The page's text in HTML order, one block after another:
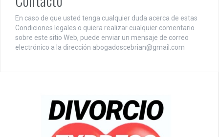
En caso de que usted tenga cualquier duda acerca de estas
Condiciones legales o quiera realizar cualquier comentario
sobre este sitio Web, puede enviar un mensaje de correo
electrónico a la dirección abogadoscebrian@gmail.com